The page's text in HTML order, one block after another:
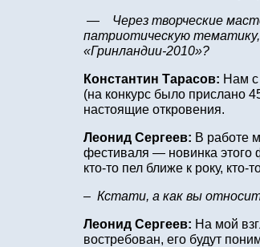
— Через творческие
патриотическую
«Гринландии-2010»?
Константин Тарасов: Нам с
(на конкурс было прислано
настоящие откровения.
Леонид Сергеев: В работе
фестиваля — новинка этого
кто‑то пел ближе к року,
– Кстати, а как вы
Леонид Сергеев: На мой
востребован, его будут